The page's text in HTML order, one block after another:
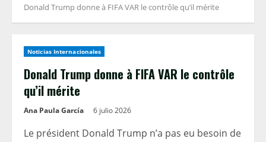
Donald Trump donne à FIFA VAR le contrôle qu’il mérite
Noticias Internacionales
Donald Trump donne à FIFA VAR le contrôle
qu’il mérite
Ana Paula García 6 julio 2026
Le président Donald Trump n’a pas eu besoin de